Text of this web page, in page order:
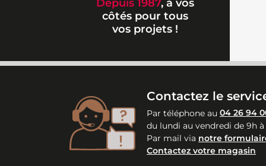
Depuis 1987, à vos
côtés pour tous
vos projets !
Contactez le
Par téléphone au 04 26 94
du lundi au vendredi de 9h à
Par mail via notre
Contactez votre magasin